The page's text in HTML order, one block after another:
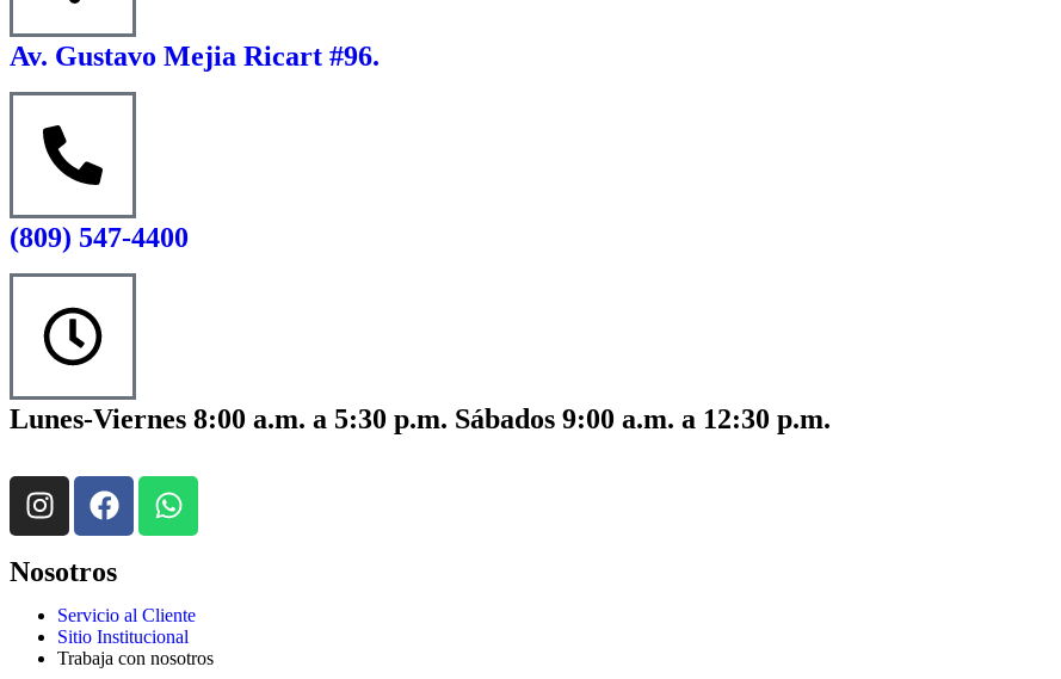
Av. Gustavo Mejia Ricart #96.
(809) 547-4400
Lunes-Viernes 8:00 a.m. a 5:30 p.m. Sábados 9:00 a.m. a 12:30 p.m.
Nosotros
Servicio al Cliente
Sitio Institucional
Trabaja con nosotros